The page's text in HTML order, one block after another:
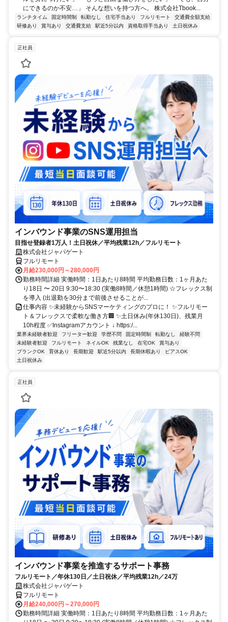
にできるのか不安…」 そんな想いを持つ方へ。 株式会社Tbook...
ランチタイム 固定時間制 転勤なし 住宅手当あり フルリモート
交通費全額支給
研修あり
賞与あり 交通費支給 駅近5分以内 資格取得手当あり 土日祝休み
正社員
インバウンド事業のSNS運用担当
目指せ登録者1万人！土日祝休／平均残業12h／フルリモート
株式会社ジャパゲート
フルリモート
月給230,000円～280,000円
勤務時間詳細 実働時間：1日あたり8時間 平均勤務日数：1ヶ月あた
り18日 〜 20日 9:30〜18:30 (実働8時間／休憩1時間) ☆フレックス制
を導入 (出退勤を30分まで前後させることが...
仕事内容 ✨未経験からSNSマーケティングのプロに！ ✨フルリモー
ト＆フレックスで柔軟な働き方🏢 ✨土日休み(年休130日)、残業月
10h程度 ✅Instagramアカウント ↓ https:/...
業界未経験者歓迎 フリーター歓迎 学歴不問 固定時間制 転勤なし
経験不問
未経験者歓迎
フルリモート ネイルOK 残業なし 在宅OK
賞与あり
ブランクOK
育休あり 長期歓迎 駅近5分以内 長期休暇あり
ピアスOK
土日祝休み
正社員
インバウンド事業を推進するサポート事務
フルリモート／年休130日／土日祝休／平均残業12h／24万
株式会社ジャパゲート
フルリモート
月給240,000円～270,000円
勤務時間詳細 実働時間：1日あたり8時間 平均勤務日数：1ヶ月あた